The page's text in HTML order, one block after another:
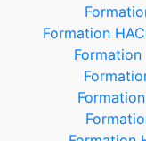
Formation